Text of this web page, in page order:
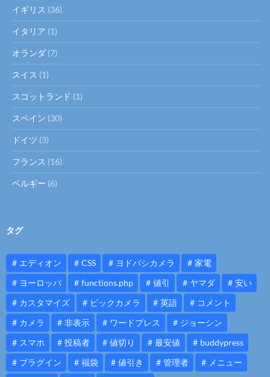
イギリス (36)
イタリア (1)
オランダ (7)
スイス (1)
スコットランド (1)
スペイン (30)
ドイツ (3)
フランス (16)
ベルギー (6)
タグ
エディオン CSS ヨドバシカメラ
家電
ヨーロッパ
functions.php 値引 ヤマダ
安い
カスタマイズ
ビックカメラ 英語
コメント
カメラ
非表示 ワードプレス
ジョーシン
スマホ
投稿者 値切り 最安値
buddypress
プラグイン
福袋 値引き 管理者
メニュー